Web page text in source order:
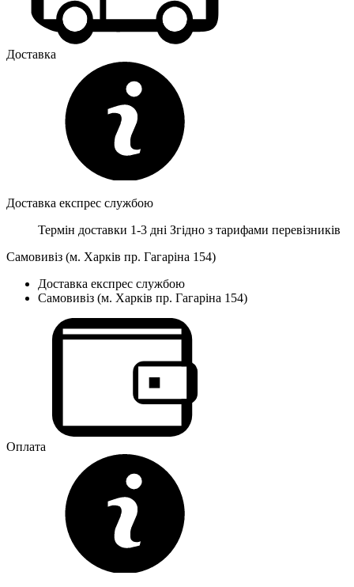
Доставка
Доставка експрес службою
Термін доставки 1-3 дні Згідно з тарифами перевізників
Самовивіз (м. Харків пр. Гагаріна 154)
Доставка експрес службою
Самовивіз (м. Харків пр. Гагаріна 154)
Оплата